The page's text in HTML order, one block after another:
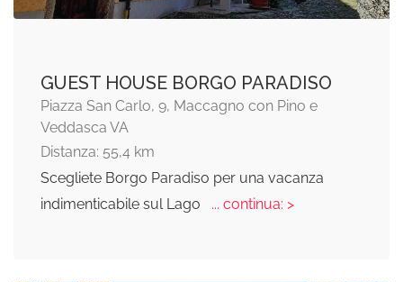
GUEST HOUSE BORGO PARADISO
Piazza San Carlo, 9, Maccagno con Pino e
Veddasca VA
Distanza: 55,4 km
Scegliete Borgo Paradiso per una vacanza
indimenticabile sul Lago
... continua: >